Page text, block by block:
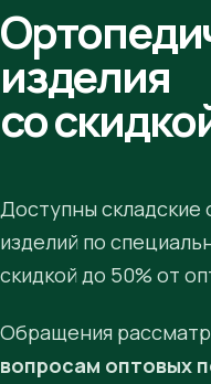
изделия
со
Доступны складские
изделий по
скидкой до 50% от
Обращения
вопросам оптовых